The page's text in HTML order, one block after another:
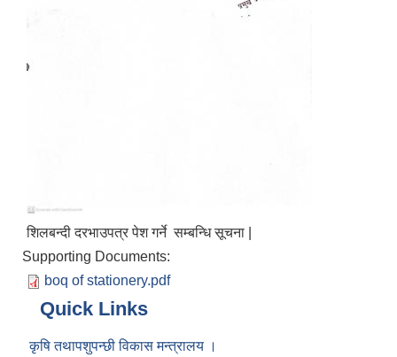
शिलबन्दी दरभाउपत्र पेश गर्ने सम्बन्धि सूचना |
Supporting Documents:
boq of stationery.pdf
Quick Links
कृषि तथापशुपन्छी विकास मन्त्रालय ।